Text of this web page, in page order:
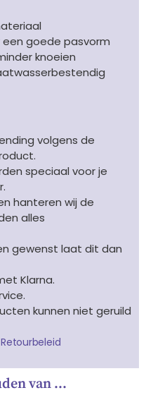
een goede pasvorm
knoeien
volgens de
speciaal voor je
hanteren wij de
alles
gewenst laat dit dan
Klarna.
kunnen niet geruild
Retourbeleid
van …